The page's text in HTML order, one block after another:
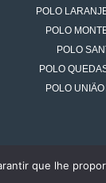
POLO
POLO
POLO
POLO
POLO
que lhe